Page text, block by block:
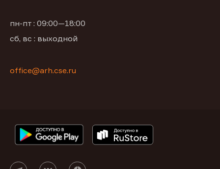
пн-пт : 09:00—18:00
сб, вс : выходной
office@arh.cse.ru